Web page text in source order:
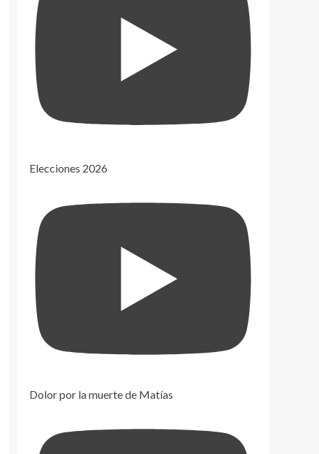
Elecciones 2026
Dolor por la muerte de Matías